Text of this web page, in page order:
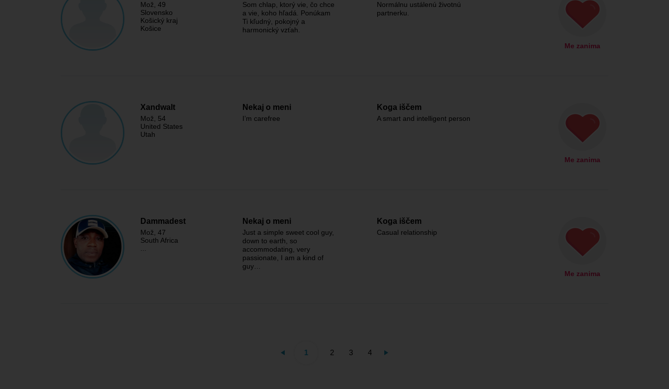
Mož , 49
Slovensko
Košický kraj
Košice
Som chlap, ktorý vie, čo chce
a vie, koho hľadá. Ponúkam
Ti kľudný, pokojný a
harmonický vzťah.
Normálnu ustálenú životnú
partnerku.
Me zanima
Xandwalt
Mož , 54
United States
Utah
Nekaj o meni
I’m carefree
Koga iščem
A smart and intelligent person
Me zanima
Dammadest
Mož , 47
South Africa
Nekaj o meni
Just a simple sweet cool guy,
down to earth, so
accommodating, very
passionate, I am a kind of
guy…
Koga iščem
Casual relationship
Me zanima
1 2 3 4